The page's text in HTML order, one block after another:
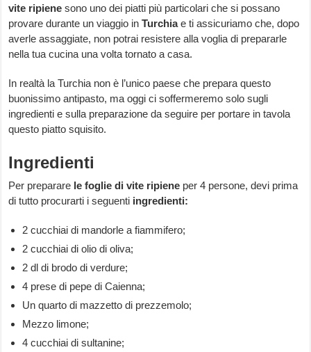
vite ripiene sono uno dei piatti più particolari che si possano
provare durante un viaggio inTurchiae ti assicuriamo che, dopo
averle assaggiate, non potrai resistere alla voglia di prepararle
nella tua cucina una volta tornato a casa.
In realtà la Turchia non è l’unico paese che prepara questo
buonissimo antipasto, ma oggi ci soffermeremo solo sugli
ingredienti e sulla preparazione da seguire per portare in tavola
questo piatto squisito.
Ingredienti
Per preparare le foglie di vite ripiene per 4 persone, devi prima
di tutto procurarti i seguenti ingredienti:
2 cucchiai di mandorle a fiammifero;
2 cucchiai di olio di oliva;
2 dl di brodo di verdure;
4 prese di pepe di Caienna;
Un quarto di mazzetto di prezzemolo;
Mezzo limone;
4 cucchiai di sultanine;